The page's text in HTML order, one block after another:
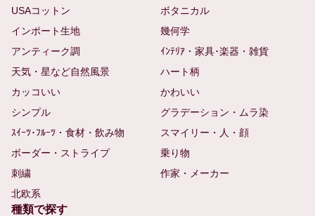
USAコットン
ボタニカル
インポート生地
幾何学
アンティーク調
ｲﾝﾃﾘｱ・家具･楽器・雑貨
天気・星など自然風景
ハート柄
カッコいい
かわいい
シンプル
グラデーション・ムラ染
ｽｲｰﾂ･ﾌﾙｰﾂ・食材・飲み物
スマイリー・人・顔
ボーダー・ストライプ
乗り物
刺繍
作家・メーカー
北欧系
種類で探す